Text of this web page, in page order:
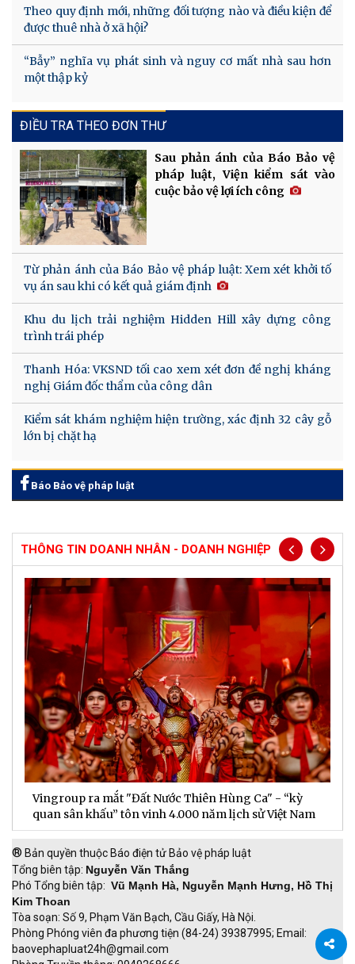
Theo quy định mới, những đối tượng nào và điều kiện để
được thuê nhà ở xã hội?
“Bẫy” nghĩa vụ phát sinh và nguy cơ mất nhà sau hơn
một thập kỷ
ĐIỀU TRA THEO ĐƠN THƯ
Sau phản ánh của Báo Bảo vệ
pháp luật, Viện kiểm sát vào
cuộc bảo vệ lợi ích công
Từ phản ánh của Báo Bảo vệ pháp luật: Xem xét khởi tố
vụ án sau khi có kết quả giám định
Khu du lịch trải nghiệm Hidden Hill xây dựng công
trình trái phép
Thanh Hóa: VKSND tối cao xem xét đơn đề nghị kháng
nghị Giám đốc thẩm của công dân
Kiểm sát khám nghiệm hiện trường, xác định 32 cây gỗ
lớn bị chặt hạ
Báo Bảo vệ pháp luật
THÔNG TIN DOANH NHÂN - DOANH NGHIỆP
Vingroup ra mắt "Đất Nước Thiên Hùng Ca" - “kỳ
quan sân khấu” tôn vinh 4.000 năm lịch sử Việt Nam
® Bản quyền thuộc Báo điện tử Bảo vệ pháp luật
Tổng biên tập: Nguyễn Văn Thắng
Phó Tổng biên tập: Vũ Mạnh Hà, Nguyễn Mạnh Hưng, Hồ Thị
Kim Thoan
Tòa soạn: Số 9, Phạm Văn Bạch, Cầu Giấy, Hà Nội.
Phòng Phóng viên đa phương tiện (84-24) 39387995; Email:
baovephapluat24h@gmail.com